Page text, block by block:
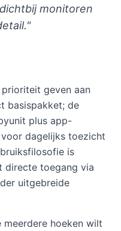
monitoren
geven aan
basispakket; de
plus app-
dagelijks toezicht
is
directe toegang via
uitgebreide
meerdere hoeken wilt